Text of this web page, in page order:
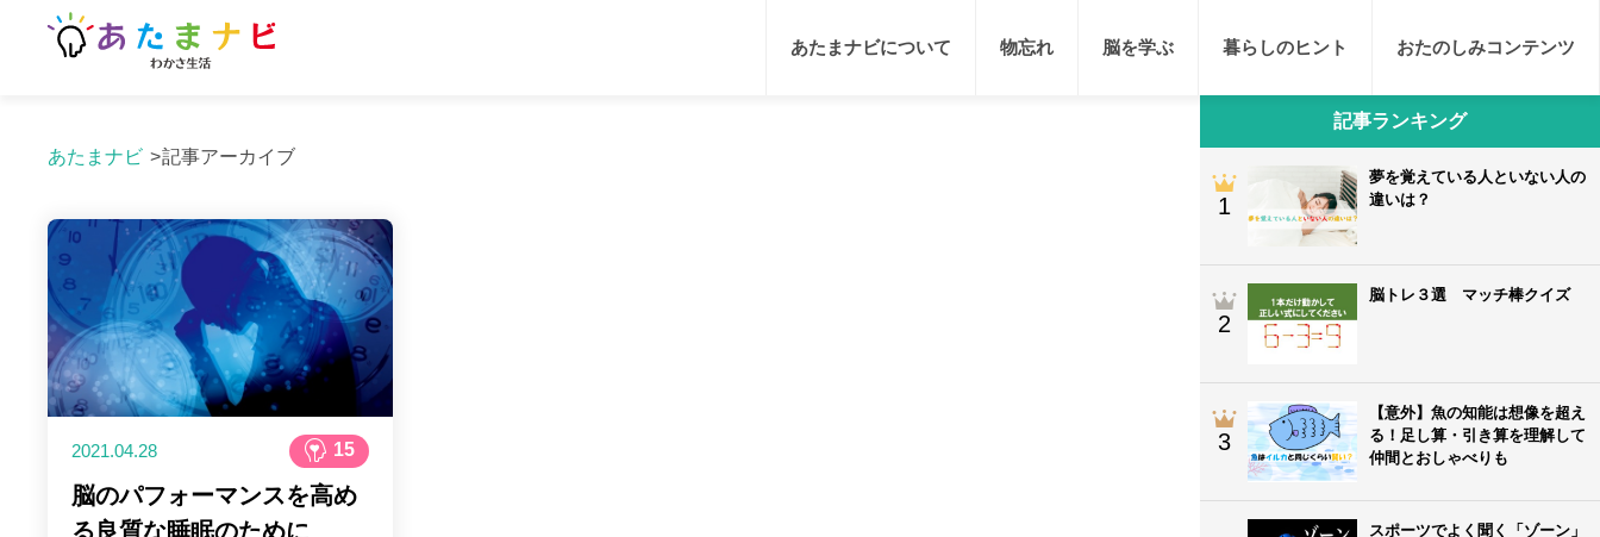
あたまナビについて 物忘れ 脳を学ぶ 暮らしのヒント おたのしみコンテンツ
あたまナビ
記事アーカイブ
2021.04.28 15
脳のパフォーマンスを高め
る良質な睡眠のために
記事ランキング
1
夢を覚えている人といない人の
違いは？
2
脳トレ３選 マッチ棒クイズ
3
【意外】魚の知能は想像を超え
る！足し算・引き算を理解して
仲間とおしゃべりも
スポーツでよく聞く「ゾーン」